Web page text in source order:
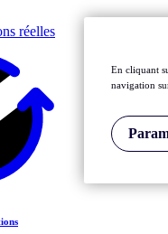
réelles
En cliquant
navigation